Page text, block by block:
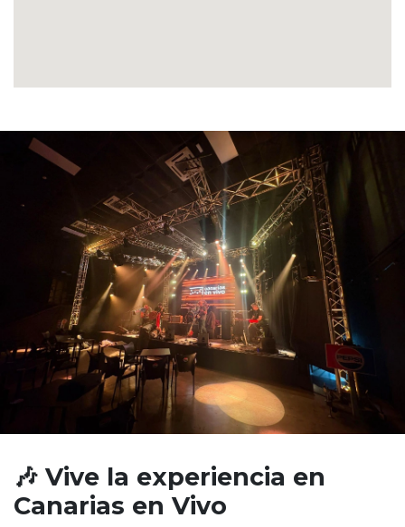
🎶 Vive la experiencia en
Canarias en Vivo